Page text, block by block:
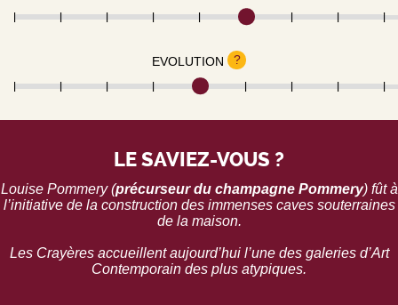
EVOLUTION ?
LE SAVIEZ-VOUS ?
Louise Pommery (précurseur du champagne Pommery) fût à
l’initiative de la construction des immenses caves souterraines
de la maison.
Les Crayères accueillent aujourd’hui l’une des galeries d’Art
Contemporain des plus atypiques.